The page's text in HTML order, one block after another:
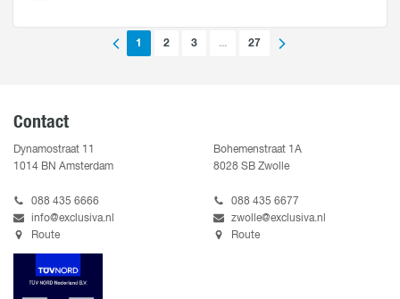
1 2 3 ... 27
Contact
Dynamostraat 11
1014 BN Amsterdam
088 435 6666
info@exclusiva.nl
Route
Bohemenstraat 1A
8028 SB Zwolle
088 435 6677
zwolle@exclusiva.nl
Route